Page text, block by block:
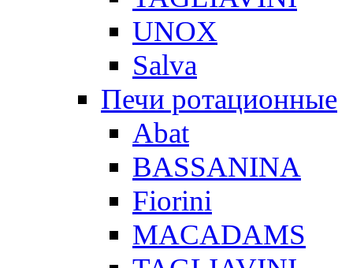
UNOX
Salva
Печи ротационные
Abat
BASSANINA
Fiorini
MACADAMS